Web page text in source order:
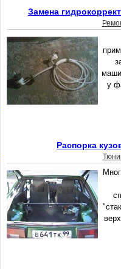
Замена
у
Распорка